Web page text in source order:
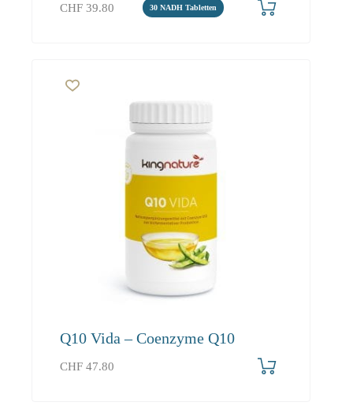
CHF 39.80 30 NADH Tabletten
Q10 Vida – Coenzyme Q10
CHF 47.80